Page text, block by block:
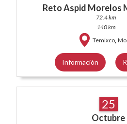
Reto Aspid Morelos
72.4 km
140 km
Temixco,
Información
25
Octubre